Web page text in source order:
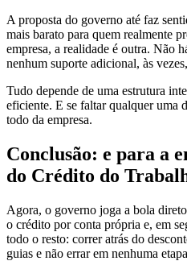
A proposta do governo até faz
mais barato para quem realmente
empresa, a realidade é outra. Não
nenhum suporte adicional, às
Tudo depende de uma estrutura
eficiente. E se faltar qualquer uma
todo da empresa.
Conclusão: e para a
do Crédito do
Agora, o governo joga a bola
o crédito por conta própria e, em
todo o resto: correr atrás do
guias e não errar em nenhuma